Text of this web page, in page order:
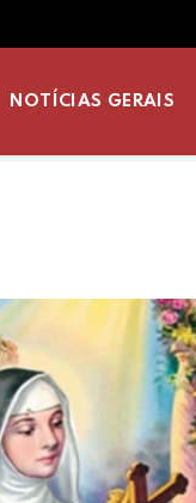
NOTÍCIAS GERAIS